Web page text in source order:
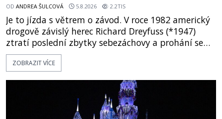
OD ANDREA ŠULCOVÁ 5.8.2026 2.2TIS
Je to jízda s větrem o závod. V roce 1982 americký
drogově závislý herec Richard Dreyfuss (*1947)
ztratí poslední zbytky sebezáchovy a prohání se
po silnicích ve svém mercedesu jako utržený ze
řetězu. Vše vyvrcholí katastrofou, když to Dreyfuss
následně nalezne schovaný kokain. Tímto
momentem se slavnému
ZOBRAZIT VÍCE